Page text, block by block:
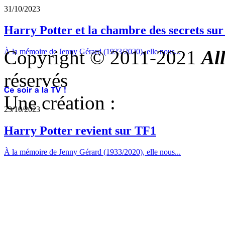
31/10/2023
Harry Potter et la chambre des secrets
À la mémoire de Jenny Gérard (1933/2020), elle nous...
23/10/2023
Harry Potter revient sur TF1
À la mémoire de Jenny Gérard (1933/2020), elle nous...
Copyright © 2011-2021
réservés
Une création :